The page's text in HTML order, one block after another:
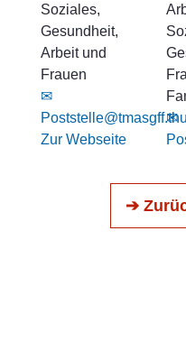
Soziales,
Gesundheit,
Arbeit und
Frauen
✉
Zur Webseite
✉
➔